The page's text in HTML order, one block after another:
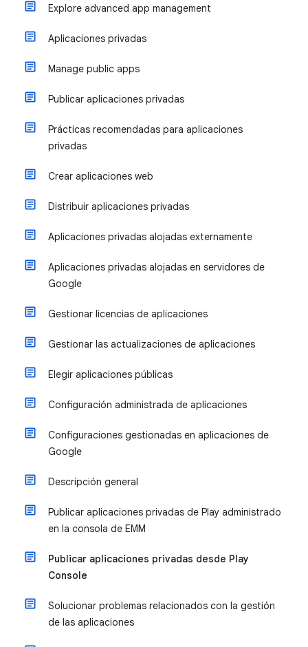
Explore advanced app management
Aplicaciones privadas
Manage public apps
Publicar aplicaciones privadas
Prácticas recomendadas para aplicaciones
privadas
Crear aplicaciones web
Distribuir aplicaciones privadas
Aplicaciones privadas alojadas externamente
Aplicaciones privadas alojadas en servidores de
Google
Gestionar licencias de aplicaciones
Gestionar las actualizaciones de aplicaciones
Elegir aplicaciones públicas
Configuración administrada de aplicaciones
Configuraciones gestionadas en aplicaciones de
Google
Descripción general
Publicar aplicaciones privadas de Play administrado
en la consola de EMM
Publicar aplicaciones privadas desde Play
Console
Solucionar problemas relacionados con la gestión
de las aplicaciones